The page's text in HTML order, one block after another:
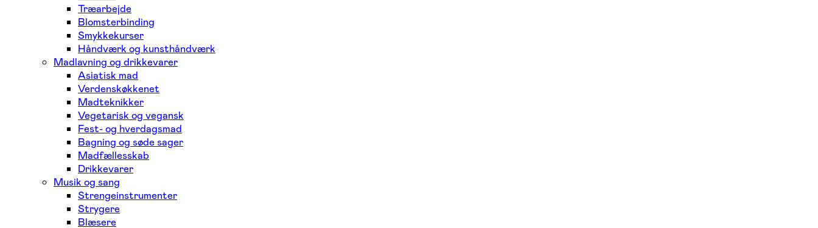
Træarbejde
Blomsterbinding
Smykkekurser
Håndværk og kunsthåndværk
Madlavning og drikkevarer
Asiatisk mad
Verdenskøkkenet
Madteknikker
Vegetarisk og vegansk
Fest- og hverdagsmad
Bagning og søde sager
Madfællesskab
Drikkevarer
Musik og sang
Strengeinstrumenter
Strygere
Blæsere